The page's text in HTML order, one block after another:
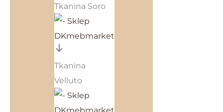
Tkanina Soro
Tkanina
Velluto